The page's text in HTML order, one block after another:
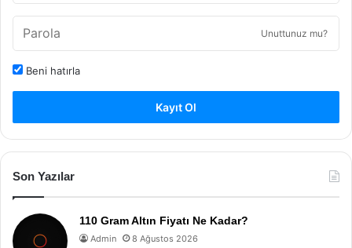
Unuttunuz mu?
Beni hatırla
Kayıt Ol
Son Yazılar
110 Gram Altın Fiyatı Ne Kadar?
Admin 8 Ağustos 2026